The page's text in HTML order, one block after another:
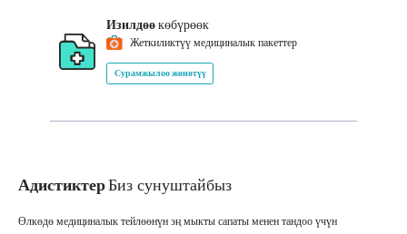
Изилдөөкөбүрөөк
Жеткиликтүү медициналык пакеттер
Сурамжылоо жөнөтүү
АдистиктерБиз сунуштайбыз
Өлкөдө медициналык тейлөөнүн эң мыкты сапаты менен тандоо үчүн